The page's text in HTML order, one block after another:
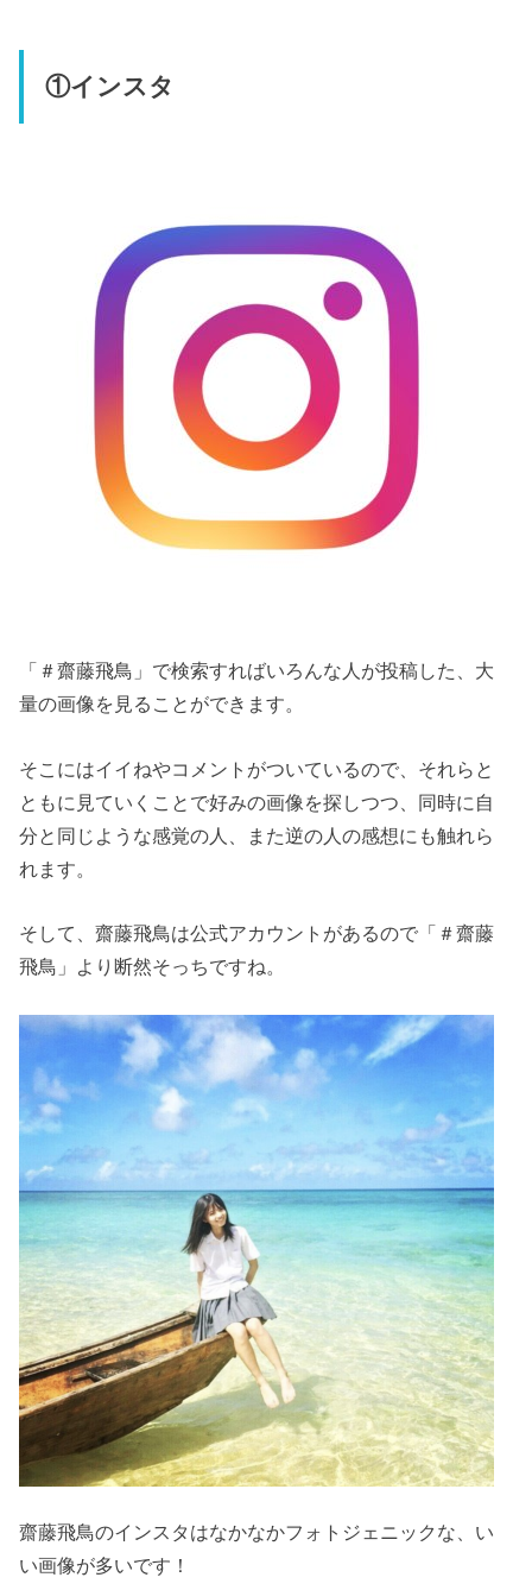
①インスタ
「＃齋藤飛鳥」で検索すればいろんな人が投稿した、大
量の画像を見ることができます。
そこにはイイねやコメントがついているので、それらと
ともに見ていくことで好みの画像を探しつつ、同時に自
分と同じような感覚の人、また逆の人の感想にも触れら
れます。
そして、齋藤飛鳥は公式アカウントがあるので「＃齋藤
飛鳥」より断然そっちですね。
齋藤飛鳥のインスタはなかなかフォトジェニックな、い
い画像が多いです！